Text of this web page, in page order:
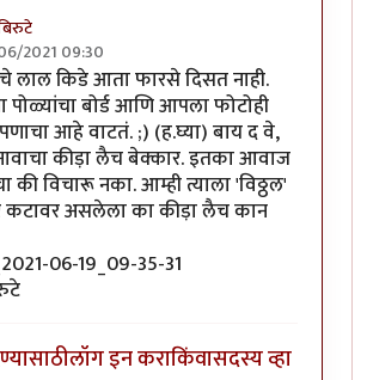
2021 09:30
'किडे' आवडले.byप्रचेतस
लाल किडे आता फारसे दिसत नाही.
पोळ्यांचा बोर्ड आणि आपला फोटोही
आहे वाटतं. ;) (ह.घ्या) बाय द वे,
कीड़ा लैच बेक्कार. इतका आवाज
की विचारू नका. आम्ही त्याला 'विठ्ठल'
कटावर असलेला का कीड़ा लैच कान
लॉग इन कराकिंवासदस्य व्हा